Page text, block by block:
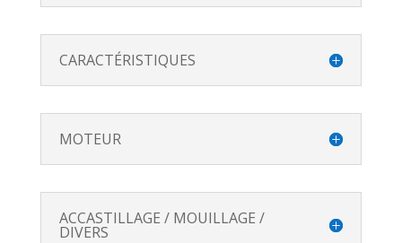
CARACTÉRISTIQUES
MOTEUR
ACCASTILLAGE / MOUILLAGE /
DIVERS